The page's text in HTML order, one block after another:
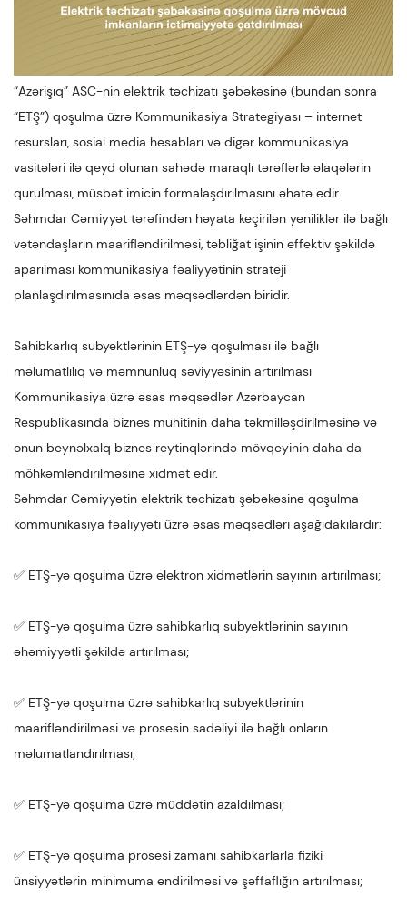
“Azərişıq” ASC-nin elektrik təchizatı şəbəkəsinə (bundan sonra
“ETŞ”) qoşulma üzrə Kommunikasiya Strategiyası – internet
resursları, sosial media hesabları və digər kommunikasiya
vasitələri ilə qeyd olunan sahədə maraqlı tərəflərlə əlaqələrin
qurulması, müsbət imicin formalaşdırılmasını əhatə edir.
Səhmdar Cəmiyyət tərəfindən həyata keçirilən yeniliklər ilə bağlı
vətəndaşların maarifləndirilməsi, təbliğat işinin effektiv şəkildə
aparılması kommunikasiya fəaliyyətinin strateji
planlaşdırılmasınıda əsas məqsədlərdən biridir.
Sahibkarlıq subyektlərinin ETŞ-yə qoşulması ilə bağlı
məlumatlılıq və məmnunluq səviyyəsinin artırılması
Kommunikasiya üzrə əsas məqsədlər Azərbaycan
Respublikasında biznes mühitinin daha təkmilləşdirilməsinə və
onun beynəlxalq biznes reytinqlərində mövqeyinin daha da
möhkəmləndirilməsinə xidmət edir.
Səhmdar Cəmiyyətin elektrik təchizatı şəbəkəsinə qoşulma
kommunikasiya fəaliyyəti üzrə əsas məqsədləri aşağıdakılardır:
✅ ETŞ-yə qoşulma üzrə elektron xidmətlərin sayının artırılması;
✅ ETŞ-yə qoşulma üzrə sahibkarlıq subyektlərinin sayının
əhəmiyyətli şəkildə artırılması;
✅ ETŞ-yə qoşulma üzrə sahibkarlıq subyektlərinin
maarifləndirilməsi və prosesin sadəliyi ilə bağlı onların
məlumatlandırılması;
✅ ETŞ-yə qoşulma üzrə müddətin azaldılması;
✅ ETŞ-yə qoşulma prosesi zamanı sahibkarlarla fiziki
ünsiyyətlərin minimuma endirilməsi və şəffaflığın artırılması;